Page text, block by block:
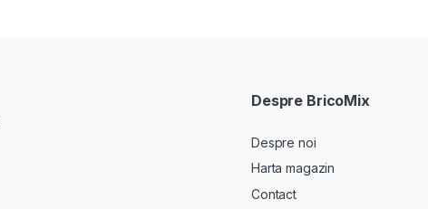
Despre BricoMix
Despre noi
Harta magazin
Contact